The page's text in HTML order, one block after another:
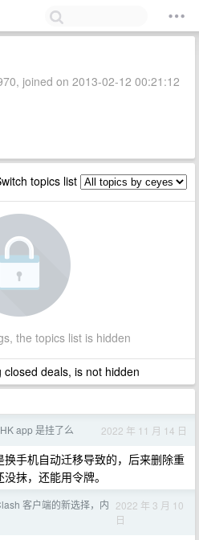
joined on 2013-02-12 00:21:12
topics list
the topics list is hidden
deals, is not hidden
app 是挂了么 2022 年 11 月 14 日
手机自动迁移导致的，后来删除重
抹，还能用令牌。
客户端的新选择，内 2022 年 3 月 10
日